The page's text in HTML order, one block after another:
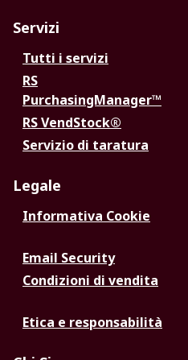
Servizi
Tutti i servizi
RS
PurchasingManager™
RS VendStock®
Servizio di taratura
Legale
Informativa Cookie
Email Security
Condizioni di vendita
Etica e responsabilità